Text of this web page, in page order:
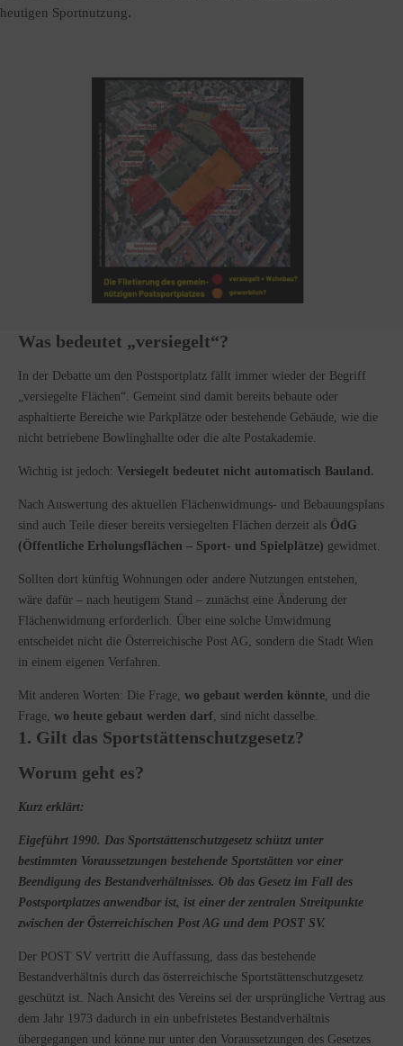
heutigen Sportnutzung.
Was bedeutet „versiegelt“?
In der Debatte um den Postsportplatz fällt immer wieder der Begriff
„versiegelte Flächen“. Gemeint sind damit bereits bebaute oder
asphaltierte Bereiche wie Parkplätze oder bestehende Gebäude, wie die
nicht betriebene Bowlinghallte oder die alte Postakademie.
Wichtig ist jedoch: Versiegelt bedeutet nicht automatisch Bauland.
Nach Auswertung des aktuellen Flächenwidmungs- und Bebauungsplans
sind auch Teile dieser bereits versiegelten Flächen derzeit als ÖdG
(Öffentliche Erholungsflächen – Sport- und Spielplätze) gewidmet.
Sollten dort künftig Wohnungen oder andere Nutzungen entstehen,
wäre dafür – nach heutigem Stand – zunächst eine Änderung der
Flächenwidmung erforderlich. Über eine solche Umwidmung
entscheidet nicht die Österreichische Post AG, sondern die Stadt Wien
in einem eigenen Verfahren.
Mit anderen Worten: Die Frage, wo gebaut werden könnte, und die
Frage, wo heute gebaut werden darf, sind nicht dasselbe.
1. Gilt das Sportstättenschutzgesetz?
Worum geht es?
Kurz erklärt:
Eigeführt 1990. Das Sportstättenschutzgesetz schützt unter
bestimmten Voraussetzungen bestehende Sportstätten vor einer
Beendigung des Bestandverhältnisses. Ob das Gesetz im Fall des
Postsportplatzes anwendbar ist, ist einer der zentralen Streitpunkte
zwischen der Österreichischen Post AG und dem POST SV.
Der POST SV vertritt die Auffassung, dass das bestehende
Bestandverhältnis durch das österreichische Sportstättenschutzgesetz
geschützt ist. Nach Ansicht des Vereins sei der ursprüngliche Vertrag aus
dem Jahr 1973 dadurch in ein unbefristetes Bestandverhältnis
übergegangen und könne nur unter den Voraussetzungen des Gesetzes